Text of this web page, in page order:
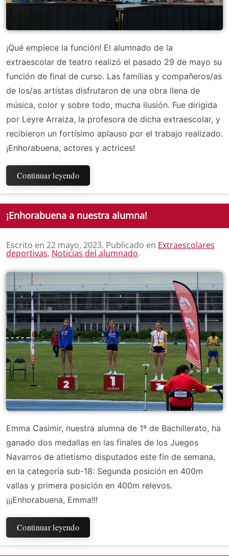
¡Qué empiece la función! El alumnado de la
extraescolar de teatro realizó el pasado 29 de mayo su
función de final de curso. Las familias y compañeros/as
de los/as artistas disfrutaron de una obra llena de
música, color y sobre todo, mucha ilusión. Fue dirigida
por Leyre Arraiza, la profesora de dicha extraescolar, y
recibieron un fortísimo aplauso por el trabajo realizado.
¡Enhorabuena, actores y actrices!
Continuar leyendo
¡Enhorabuena a nuestra alumna!
Escrito en 22 mayo, 2023. Publicado en Extraescolares
deportivas, Noticias del alumnado.
Emma Casimir, nuestra alumna de 1º de Bachillerato, ha
ganado dos medallas en las finales de los Juegos
Navarros de atletismo disputados este fin de semana,
en la categoría sub-18: Segunda posición en 400m
vallas y primera posición en 400m relevos.
¡¡¡Enhorabuena, Emma!!!
Continuar leyendo